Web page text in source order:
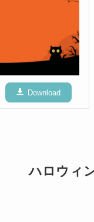
Download
ハロウィ